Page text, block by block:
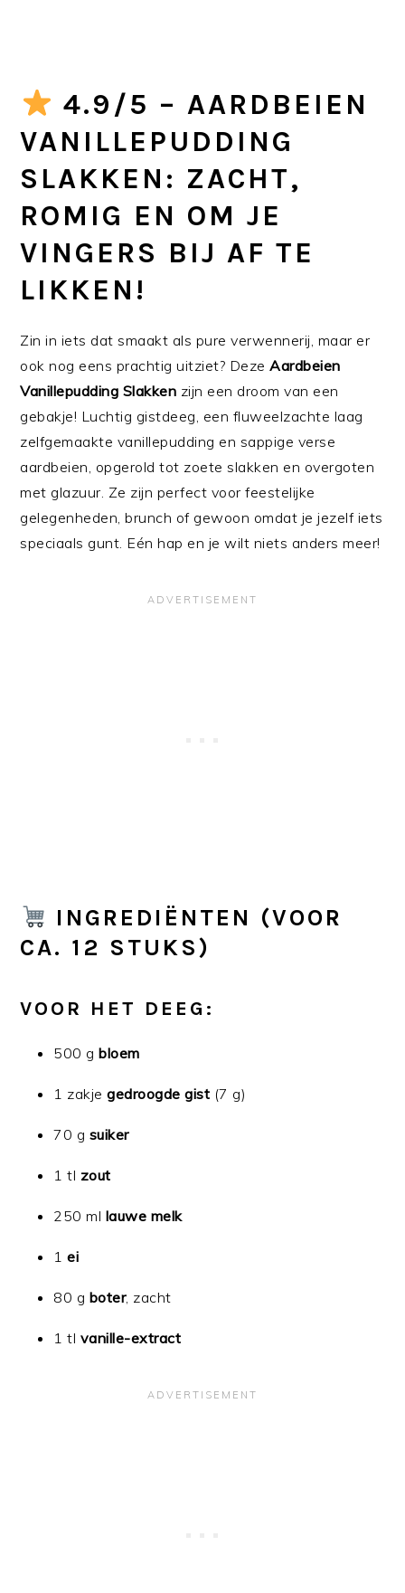
4.9/5 – AARDBEIEN
VANILLEPUDDING
SLAKKEN: ZACHT,
ROMIG EN OM JE
VINGERS BIJ AF TE
LIKKEN!
Zin in iets dat smaakt als pure verwennerij, maar er
ook nog eens prachtig uitziet? DezeAardbeien
Vanillepudding Slakken zijn een droom van een
gebakje! Luchtig gistdeeg, een fluweelzachte laag
zelfgemaakte vanillepudding en sappige verse
aardbeien, opgerold tot zoete slakken en overgoten
met glazuur. Ze zijn perfect voor feestelijke
gelegenheden, brunch of gewoon omdat je jezelf iets
speciaals gunt. Eén hap en je wilt niets anders meer!
INGREDIËNTEN (VOOR
CA. 12 STUKS)
VOOR HET DEEG:
500 gbloem
1 zakjegedroogde gist (7 g)
70 g suiker
1 tl zout
250 ml lauwe melk
1ei
80 g boter, zacht
1 tl vanille-extract